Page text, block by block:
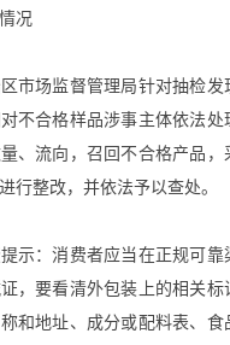
况
场监督管理局针对抽检发
不合格样品涉事主体依法处
、流向，召回不合格产品，
行整改，并依法予以查处。
：消费者应当在正规可靠
，要看清外包装上的相关标
和地址、成分或配料表、食